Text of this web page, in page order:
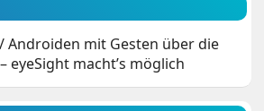
/Androiden mit Gesten über die
eyeSight macht’s möglich